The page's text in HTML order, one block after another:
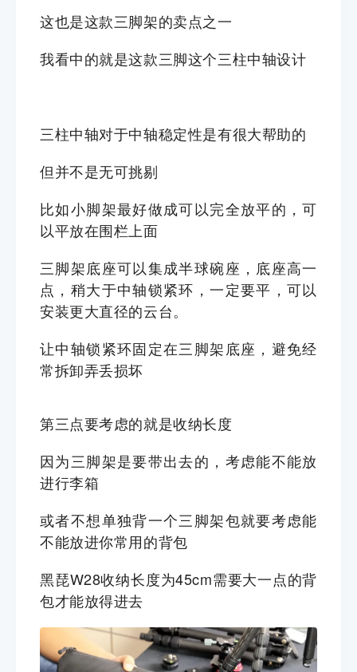
这也是这款三脚架的卖点之一
我看中的就是这款三脚这个三柱中轴设计
三柱中轴对于中轴稳定性是有很大帮助的
但并不是无可挑剔
比如小脚架最好做成可以完全放平的，可
以平放在围栏上面
三脚架底座可以集成半球碗座， 底座高一
点，稍大于中轴锁紧环，一定要平，可以
安装更大直径的云台。
让中轴锁紧环固定在三脚架底座，避免经
常拆卸弄丢损坏
第三点要考虑的就是收纳长度
因为三脚架是要带出去的，考虑能不能放
进行李箱
或者不想单独背一个三脚架包就要考虑能
不能放进你常用的背包
黑琵W28收纳长度为45cm需要大一点的背
包才能放得进去